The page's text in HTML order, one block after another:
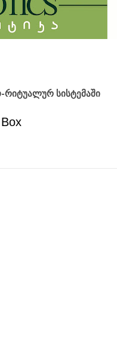
სისტემაში